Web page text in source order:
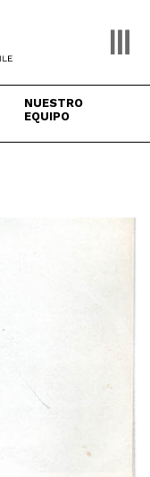
NUESTRO
EQUIPO